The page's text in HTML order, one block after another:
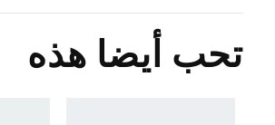
تحب أيضا هذه